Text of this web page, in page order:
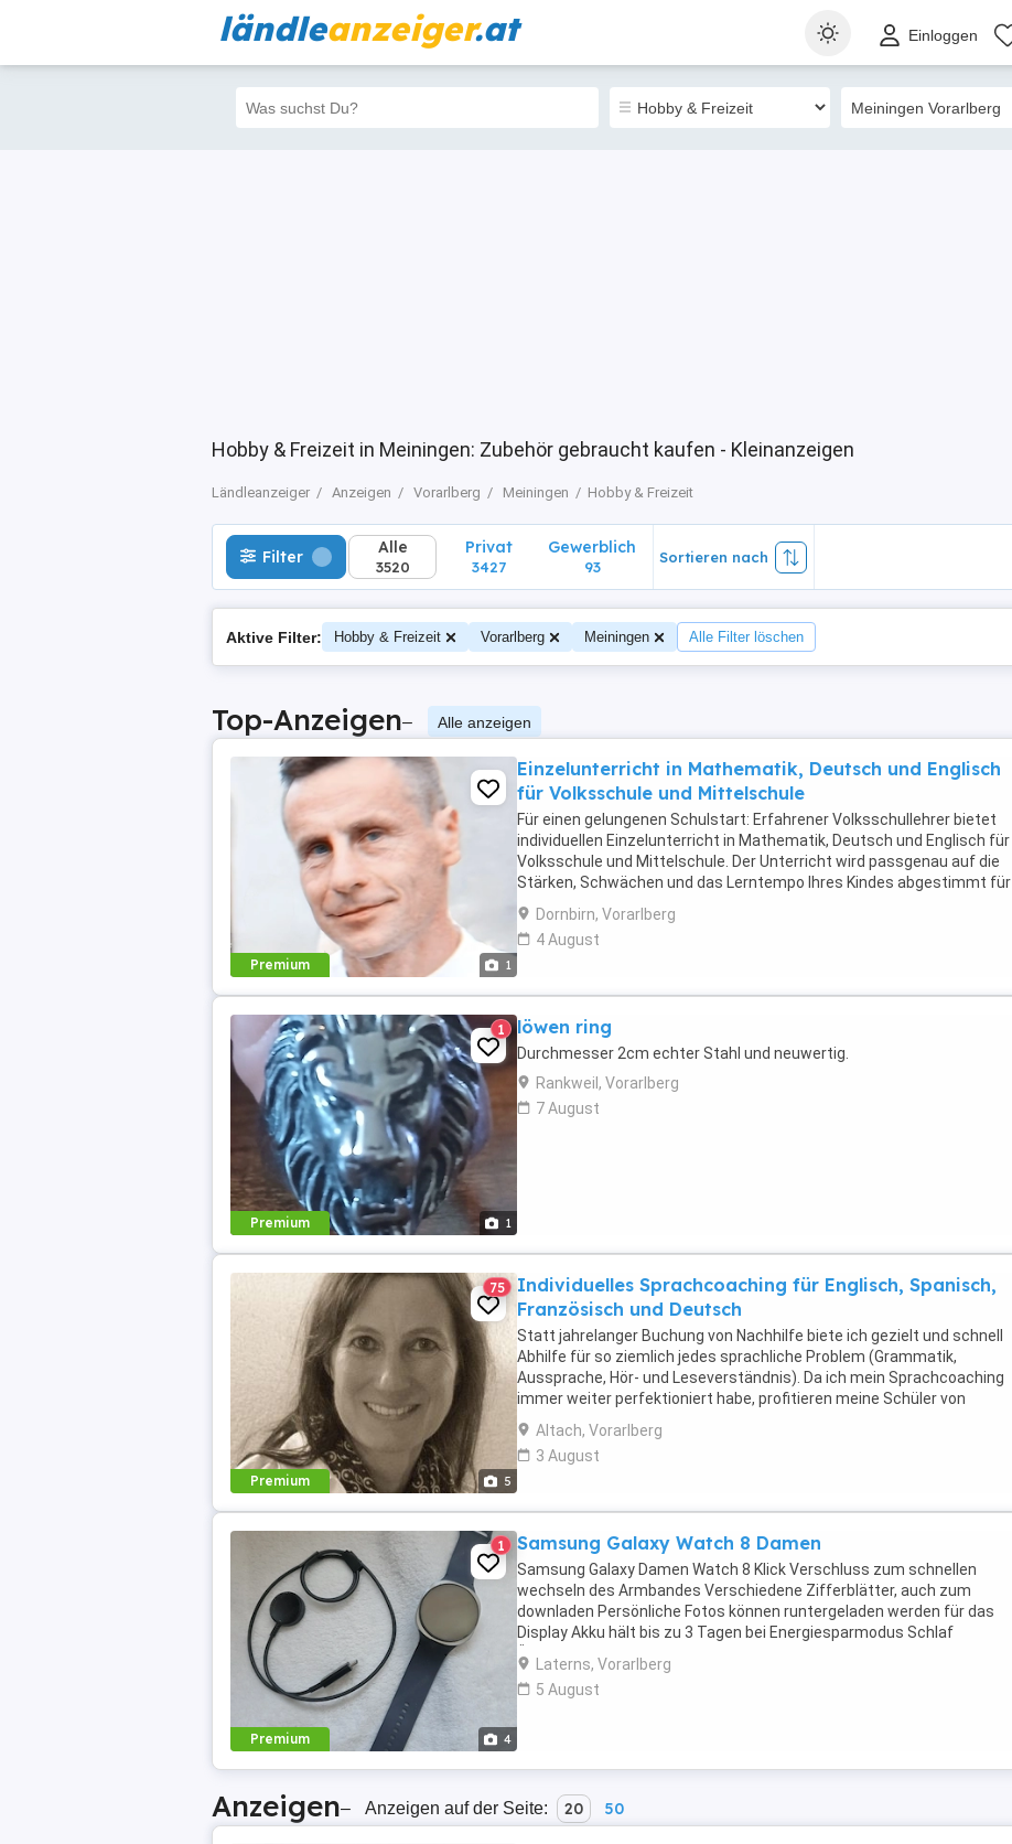
ländleanzeiger.at Einloggen
Hobby & Freizeit in Meiningen: Zubehör gebraucht kaufen - Kleinanzeigen
Ländleanzeiger Anzeigen Vorarlberg Meiningen Hobby & Freizeit
Filter Alle
3520
Privat
3427
Filter Alle
3520
Privat
3427
Gewerblich
93
Sortieren nach
Aktive Filter: Hobby & Freizeit Vorarlberg Meiningen Alle Filter löschen
Top-Anzeigen– Alle anzeigen
Premium 1
Einzelunterricht in Mathematik, Deutsch und Englisch
für Volksschule und Mittelschule
Für einen gelungenen Schulstart: Erfahrener Volksschullehrer bietet
individuellen Einzelunterricht in Mathematik, Deutsch und Englisch für
Volksschule und Mittelschule. Der Unterricht wird passgenau auf die
Stärken, Schwächen und das Lerntempo Ihres Kindes abgestimmt für
einen sicheren und motivierten ...
Dornbirn, Vorarlberg
4 August
Premium 1
1 löwen ring
Durchmesser 2cm echter Stahl und neuwertig.
Rankweil, Vorarlberg
7 August
Premium 5
75
Individuelles Sprachcoaching für Englisch, Spanisch,
Französisch und Deutsch
Statt jahrelanger Buchung von Nachhilfe biete ich gezielt und schnell
Abhilfe für so ziemlich jedes sprachliche Problem (Grammatik,
Aussprache, Hör- und Leseverständnis). Da ich mein Sprachcoaching
immer weiter perfektioniert habe, profitieren meine Schüler von
schnellen Erfolgen. Außerdem fertige ich ...
Altach, Vorarlberg
3 August
Premium 4
1 Samsung Galaxy Watch 8 Damen
Samsung Galaxy Damen Watch 8 Klick Verschluss zum schnellen
wechseln des Armbandes Verschiedene Zifferblätter, auch zum
downladen Persönliche Fotos können runtergeladen werden für das
Display Akku hält bis zu 3 Tagen bei Energiesparmodus Schlaf
Überwachung und andere Spielereien Die Watch ist neuwertig, ...
Laterns, Vorarlberg
5 August
Anzeigen– Anzeigen auf der Seite: 20 50